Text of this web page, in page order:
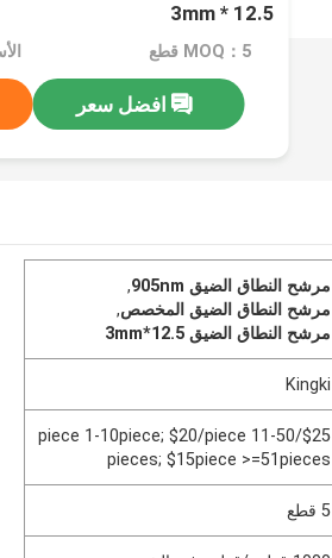
12.5 * 3mm
MOQ：5 قطع
افضل سعر
مرشح النطاق الضيق 905nm
,
مرشح النطاق الضيق المخصص,
مرشح النطاق الضيق 12.5*3mm
Kingki
$25/piece 1-10piece; $20/piece 11-50
pieces; $15piece >=51pieces
5 قطع